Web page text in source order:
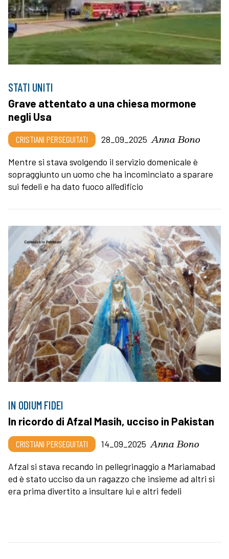
STATI UNITI
Grave attentato a una chiesa mormone
negli Usa
CRISTIANI PERSEGUITATI 28_09_2025 Anna Bono
Mentre si stava svolgendo il servizio domenicale è
sopraggiunto un uomo che ha incominciato a sparare
sui fedeli e ha dato fuoco all’edificio
IN ODIUM FIDEI
In ricordo di Afzal Masih, ucciso in Pakistan
CRISTIANI PERSEGUITATI 14_09_2025 Anna Bono
Afzal si stava recando in pellegrinaggio a Mariamabad
ed è stato ucciso da un ragazzo che insieme ad altri si
era prima divertito a insultare lui e altri fedeli